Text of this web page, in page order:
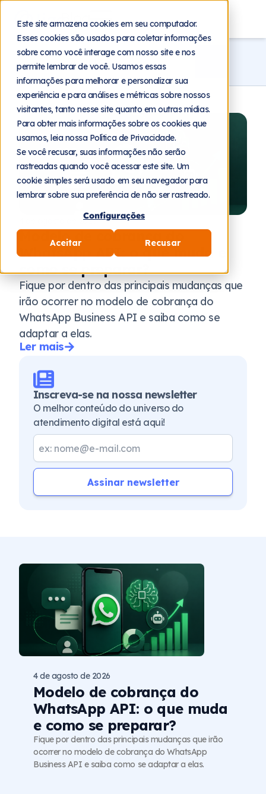
Este site armazena cookies em seu computador.
Esses cookies são usados para coletar informações
sobre como você interage com nosso site e nos
permite lembrar de você. Usamos essas
informações para melhorar e personalizar sua
experiência e para análises e métricas sobre nossos
visitantes, tanto nesse site quanto em outras mídias.
Para obter mais informações sobre os cookies que
usamos, leia nossa Política de Privacidade.
Se você recusar, suas informações não serão
rastreadas quando você acessar este site. Um
cookie simples será usado em seu navegador para
lembrar sobre sua preferência de não ser rastreado.
Configurações
Aceitar Recusar
Blog
4 de agosto de 2026
Modelo de cobrança do
WhatsApp API: o que muda e
como se preparar?
Fique por dentro das principais mudanças que
irão ocorrer no modelo de cobrança do
WhatsApp Business API e saiba como se
adaptar a elas.
Ler mais
Inscreva-se na nossa newsletter
O melhor conteúdo do universo do
atendimento digital está aqui!
Assinar newsletter
Modelo de cobrança do
WhatsApp API: o que muda
e como se preparar?
4 de agosto de 2026
Fique por dentro das principais mudanças que irão
ocorrer no modelo de cobrança do WhatsApp
Business API e saiba como se adaptar a elas.